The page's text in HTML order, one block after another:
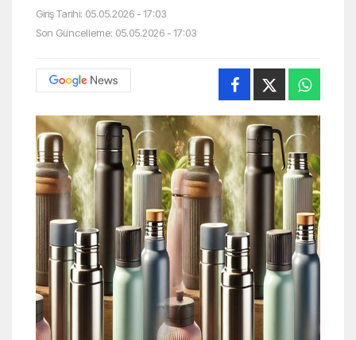
Giriş Tarihi: 05.05.2026 - 17:03
Son Güncelleme: 05.05.2026 - 17:03